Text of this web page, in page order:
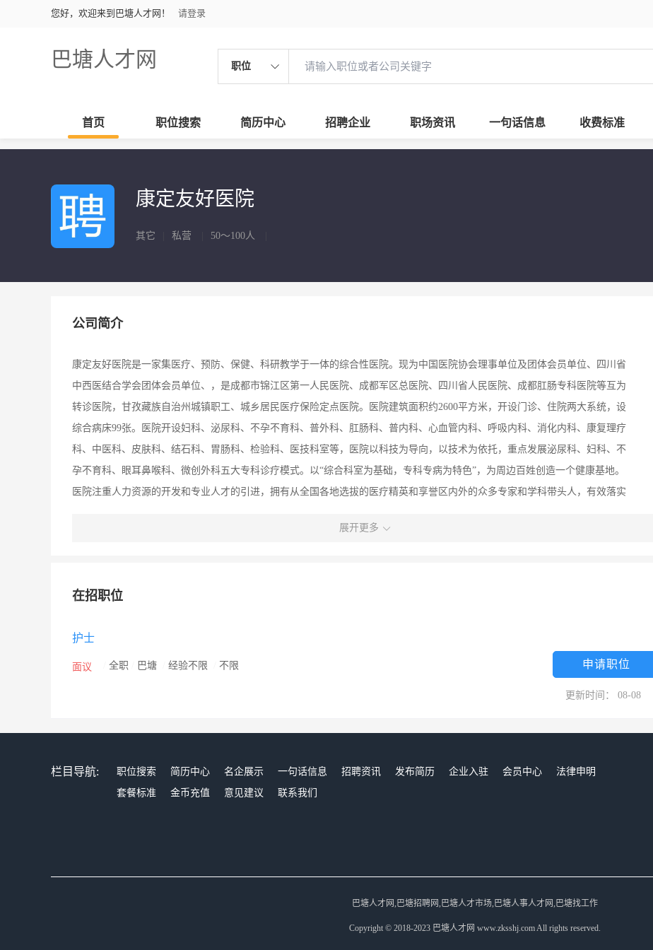
您好，欢迎来到巴塘人才网！ 请登录
巴塘人才网 职位
首页 职位搜索 简历中心 招聘企业 职场资讯 一句话信息 收费标准
康定友好医院
其它 私营 50～100人
公司简介
康定友好医院是一家集医疗、预防、保健、科研教学于一体的综合性医院。现为中国医院协会理事单位及团体会员单位、四川省
中西医结合学会团体会员单位、，是成都市锦江区第一人民医院、成都军区总医院、四川省人民医院、成都肛肠专科医院等互为
转诊医院，甘孜藏族自治州城镇职工、城乡居民医疗保险定点医院。医院建筑面积约2600平方米，开设门诊、住院两大系统，设
综合病床99张。医院开设妇科、泌尿科、不孕不育科、普外科、肛肠科、普内科、心血管内科、呼吸内科、消化内科、康复理疗
科、中医科、皮肤科、结石科、胃肠科、检验科、医技科室等，医院以科技为导向，以技术为依托，重点发展泌尿科、妇科、不
孕不育科、眼耳鼻喉科、微创外科五大专科诊疗模式。以“综合科室为基础，专科专病为特色”，为周边百姓创造一个健康基地。
医院注重人力资源的开发和专业人才的引进，拥有从全国各地选拔的医疗精英和享誉区内外的众多专家和学科带头人，有效落实
展开更多
在招职位
护士
面议 全职 巴塘 经验不限 不限 申请职位
更新时间： 08-08
栏目导航: 职位搜索 简历中心 名企展示 一句话信息 招聘资讯 发布简历 企业入驻 会员中心
法律申明
套餐标准
金币充值 意见建议 联系我们
巴塘人才网,巴塘招聘网,巴塘人才市场,巴塘人事人才网,巴塘找工作
Copyright © 2018-2023 巴塘人才网 www.zksshj.com All rights reserved.